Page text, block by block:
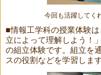
今回も活躍してく
■情報工学科の授業体験
立によって理解しよう！
の組立体験です。組立を
スの役割などを学習します